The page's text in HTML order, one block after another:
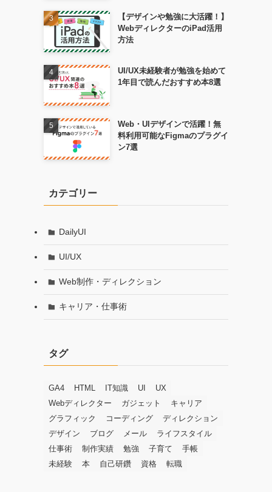
【デザインや勉強に大活躍！】
WebディレクターのiPad活用
方法
UI/UX未経験者が勉強を始めて
1年目で読んだおすすめ本8選
Web・UIデザインで活躍！無
料利用可能なFigmaのプラグイ
ン7選
カテゴリー
DailyUI
UI/UX
Web制作・ディレクション
キャリア・仕事術
タグ
GA4 HTML IT知識 UI
UX
Webディレクター
ガジェット
キャリア
グラフィック
コーディング
ディレクション
デザイン
ブログ メール
ライフスタイル
仕事術
制作実績 勉強 子育て
手帳
未経験
本 自己研鑽 資格 転職